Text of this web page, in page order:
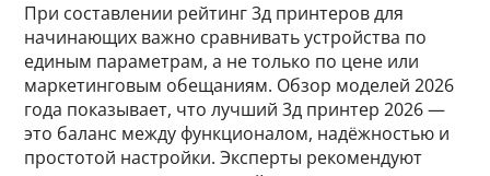
При составлении рейтинг 3д принтеров для
начинающих важно сравнивать устройства по
единым параметрам, а не только по цене или
маркетинговым обещаниям. Обзор моделей 2026
года показывает, что лучший 3д принтер 2026 —
это баланс между функционалом, надёжностью и
простотой настройки. Эксперты рекомендуют